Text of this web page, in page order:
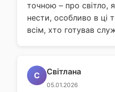
точною – про світло,
нести, особливо в ці
всім, хто готував
С Світлана
05.01.2026